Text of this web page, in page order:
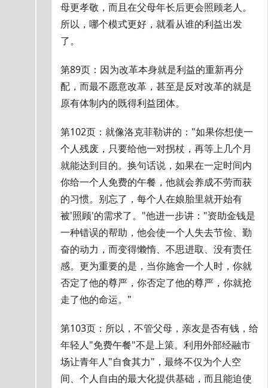
母更孝敬，而且在父母年长后更会照顾老人。
所以，哪个模式更好，就看从谁的利益出发
了。
第89页：因为改革本身就是利益的重新再分
配，而最不愿意改革，甚至是反对改革的就是
原有体制内的既得利益团体。
第102页：就像洛克菲勒讲的："如果你想使一
个人残废，只要给他一对拐杖，再等上几个月
就能达到目的。换句话说，如果在一定时间内
你给一个人免费的午餐，他就会养成不劳而获
的习惯。别忘了，每个人在娘胎里就开始有
被'照顾'的需求了。"他进一步讲："资助金钱是
一种错误的帮助，他会使一个人失去节俭、勤
奋的动力，而变得懒惰、不思进取、没有责任
感。更为重要的是，当你施舍一个人时，你就
否定了他的尊严，你否定了他的尊严，你就抢
走了他的命运。"
第103页：所以，不管父母，亲友是否有钱，给
年轻人"免费午餐"不是上策。利用外部经融市
场让青年人"自食其力"，最终不仅为个人空
间、个人自由的最大化提供基础，而且能迫使